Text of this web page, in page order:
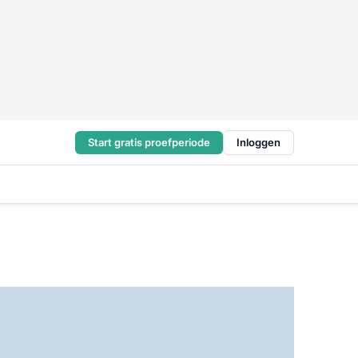
Start gratis proefperiode Inloggen